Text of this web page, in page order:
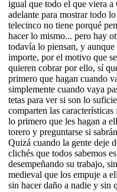
igual que todo el que viera
adelante para mostrar todo
telecinco no tiene porqué
hacer lo mismo... pero hay
todavía lo piensan, y aunque
importe, por el motivo que
quieren cobrar por ello, sí
primero que hagan cuando
simplemente cuando vaya
tetas para ver si son lo
comparten las
lo primero que les hagan a
torero y preguntarse si
Quizá cuando la gente deje
clichés que todos sabemos
desempeñando su trabajo,
medieval que los empuje a
sin hacer daño a nadie y sin